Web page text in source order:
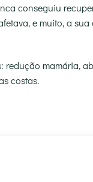
conseguiu
e muito, a sua
redução mamária,
costas.